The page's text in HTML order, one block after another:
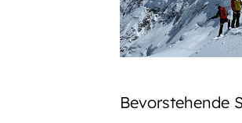
Bevorstehende